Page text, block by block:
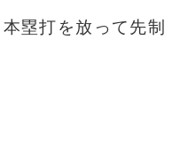
塁打を放って先制